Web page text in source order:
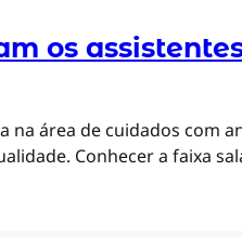
os
na área de cuidados com
Conhecer a faixa